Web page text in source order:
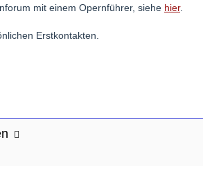
mit einem Opernführer, siehe hier.
Erstkontakten.